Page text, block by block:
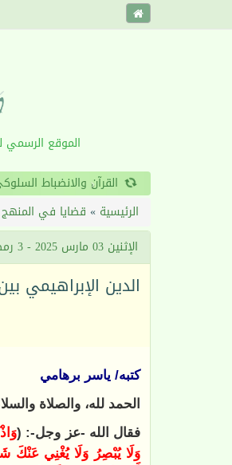
الموقع الرسمي
‹
الرئيسية » قضايا في المنهج
الإثنين 03 مارس 2025 - 3 رمضان 1446هـ
كتبه/ ياسر برهامي
الحمد لله، والصلاة
فقال الله -عز وجل-: (
وَلَا يُبْصِرُ وَلَا يُغْنِي عَنْكَ